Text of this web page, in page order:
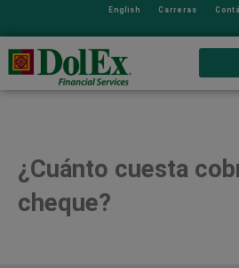
English Carreras
¿Cuánto cuesta
cheque?